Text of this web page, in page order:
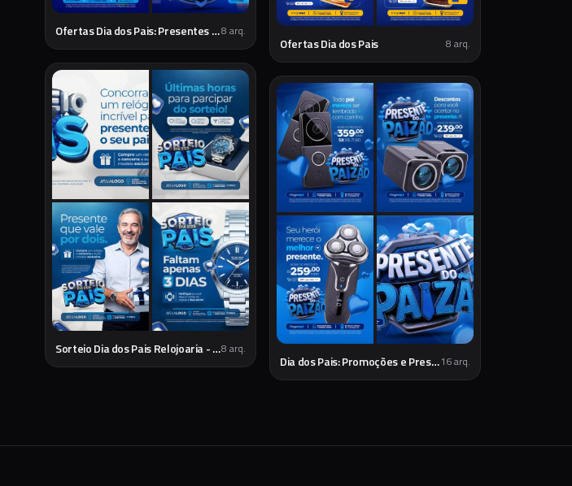
Ofertas Dia dos Pais: Presentes Especiais8 arq.
Ofertas Dia dos Pais 8 arq.
Sorteio Dia dos Pais Relojoaria - Social Media8 arq.
Dia dos Pais: Promoções e Presentes Especiais16arq.